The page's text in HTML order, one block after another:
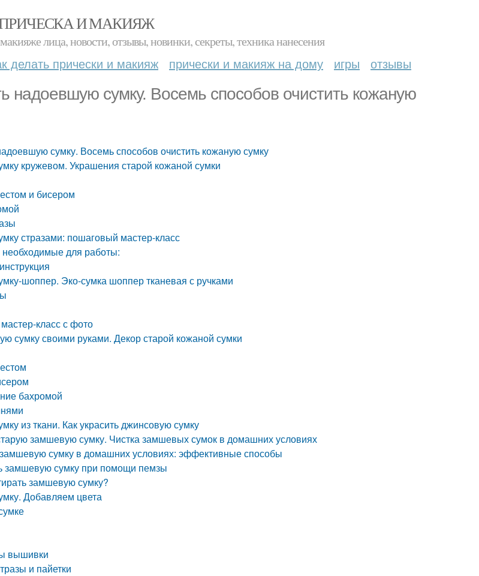
И МАКИЯЖ
лица, новости, отзывы, новинки, секреты, техника нанесения
делать прически и макияж прически и макияж на дому игры отзывы
надоевшую сумку. Восемь способов очистить кожаную
сумку. Восемь способов очистить кожаную сумку
кружевом. Украшения старой кожаной сумки
и бисером
стразами: пошаговый мастер-класс
для работы:
шоппер. Эко-сумка шоппер тканевая с ручками
класс с фото
сумку своими руками. Декор старой кожаной сумки
бахромой
из ткани. Как украсить джинсовую сумку
замшевую сумку. Чистка замшевых сумок в домашних условиях
замшевую сумку в домашних условиях: эффективные способы
замшевую сумку при помощи пемзы
замшевую сумку?
Добавляем цвета
вышивки
и пайетки